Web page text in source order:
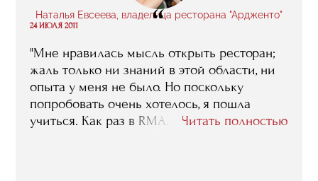
Наталья Евсеева, владелица ресторана "Ардженто"
“
24 ИЮЛЯ 2011
"Мне нравилась мысль открыть ресторан;
жаль только ни знаний в этой области, ни
опыта у меня не было. Но поскольку
попробовать очень хотелось, я пошла
учиться. Как раз в RMA. До того я была
Читать полностью